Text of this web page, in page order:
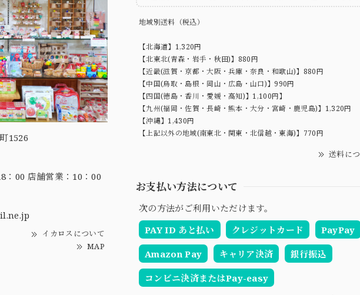
1526
：00 店舗営業：10：00
イカロスについて
MAP
地域別送料（税込）
【北海道】1,320円
【北東北(青森・岩手・秋田)】880円
【近畿(滋賀・京都・大阪・兵庫・奈良・和歌山)】880円
【中国(鳥取・島根・岡山・広島・山口)】990円
【四国(徳島・香川・愛媛・高知)】1,100円】
【九州(福岡・佐賀・長崎・熊本・大分・宮崎・鹿児島)】1,320円
【沖縄】1,430円
【上記以外の地域(南東北・関東・北信越・東海)】770円
送料に
お支払い方法について
次の方法がご利用いただけます。
PAY ID あと払い
クレジットカード PayPay
Amazon Pay キャリア決済 銀行振込
コンビニ決済またはPay-easy